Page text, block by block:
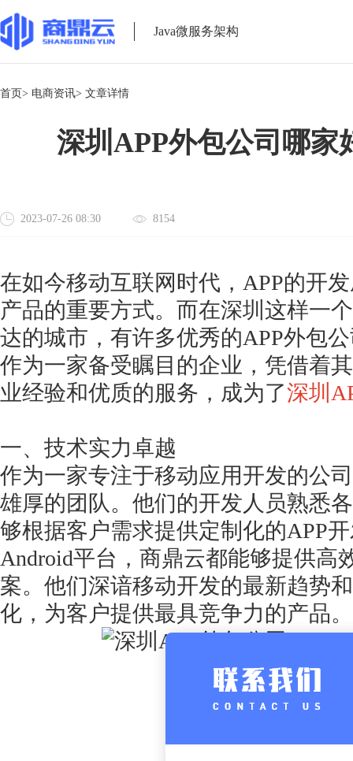
Java微服务架构
首页> 电商资讯> 文章详情
深圳APP外包公司哪家
2023-07-26 08:30 8154
在如今移动互联网时代， APP的开
产品的重要方式。而在深圳这样一
达的城市，有许多优秀的APP外包
作为一家备受瞩目的企业，凭借着
业经验和优质的服务，成为了深圳
一、技术实力卓越
作为一家专注于移动应用开发的公
雄厚的团队。他们的开发人员熟悉
够根据客户需求提供定制化的APP
Android平台，商鼎云都能够提供高
案。他们深谙移动开发的最新趋势
化，为客户提供最具竞争力的产品。